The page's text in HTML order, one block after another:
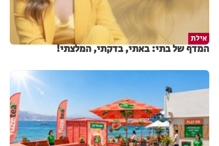
אילת
המדף של בתי: באתי, בדקתי, המלצתי!